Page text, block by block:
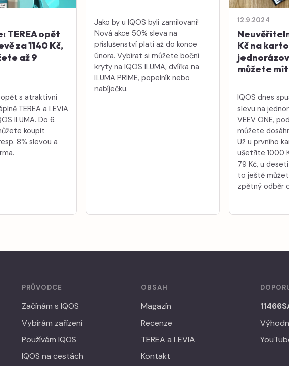
TEREA opět
za 1140 Kč,
až 9
s atraktivní
TEREA a LEVIA
ILUMA. Do 6.
koupit
8% slevou a
Jako by u IQOS byli zamilovaní!
Nová akce 50% sleva na
příslušenství platí až do konce
února. Vybírat si můžete boční
kryty na IQOS ILUMA, dvířka na
ILUMA PRIME, popelník nebo
nabíječku.
12.9.2024
Kč na
můžete mít
IQOS dnes
slevu na
VEEV ONE,
můžete
Už u prvního
ušetříte 1000
79 Kč, u
to ještě
zpětný odběr
PRŮVODCE
Začínám s IQOS
Vybírám zařízení
Používám IQOS
IQOS na cestách
OBSAH
Magazín
Recenze
TEREA a LEVIA
Kontakt